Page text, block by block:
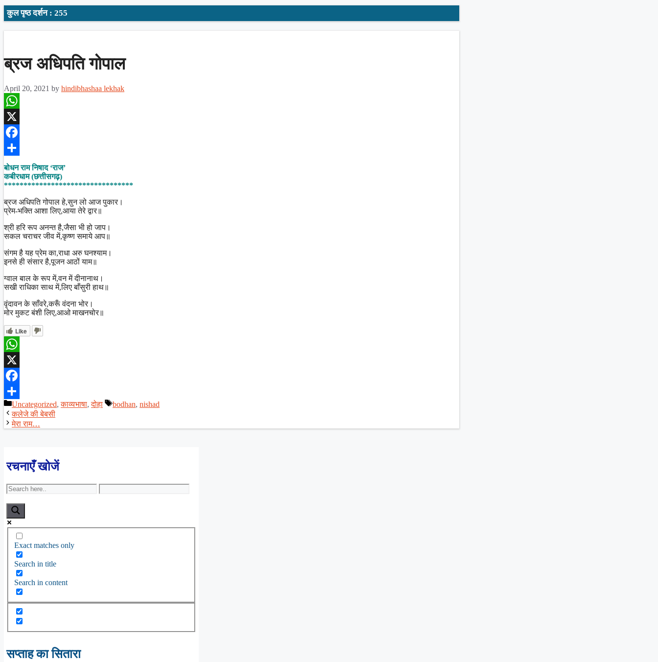
कुल पृष्ठ दर्शन : 255
ब्रज अधिपति गोपाल
April 20, 2021 by hindibhashaa lekhak
WhatsApp
X
Facebook
Share
बोधन राम निषाद ‘राज’
कबीरधाम (छत्तीसगढ़)
*********************************
ब्रज अधिपति गोपाल हे,सुन लो आज पुकार।
प्रेम-भक्ति आशा लिए,आया तेरे द्वार॥
श्री हरि रूप अनन्त है,जैसा भी हो जाप।
सकल चराचर जीव में,कृष्ण समाये आप॥
संगम है यह प्रेम का,राधा अरु घनश्याम।
इनसे ही संसार है,पूजन आठों याम॥
ग्वाल बाल के रूप में,वन में दीनानाथ।
सखी राधिका साथ में,लिए बाँसुरी हाथ॥
वृंदावन के साँवरे,करूँ वंदना भोर।
मोर मुकट बंशी लिए,आओ माखनचोर॥
Like
WhatsApp
X
Facebook
Share
Categories
Uncategorized,काव्यभाषा,दोहा Tags
bodhan, nishad
कलेजे की बेबसी
मेरा राम…
रचनाएँ खोजें
Exact matches only
Search in title
Search in content
सप्ताह का सितारा